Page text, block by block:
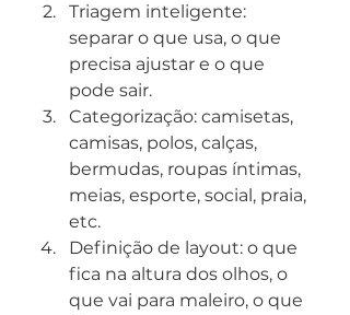
Triagem inteligente:
separar o que usa, o que
precisa ajustar e o que
pode sair.
Categorização: camisetas,
camisas, polos, calças,
bermudas, roupas íntimas,
meias, esporte, social, praia,
etc.
Definição de layout: o que
fica na altura dos olhos, o
que vai para maleiro, o que